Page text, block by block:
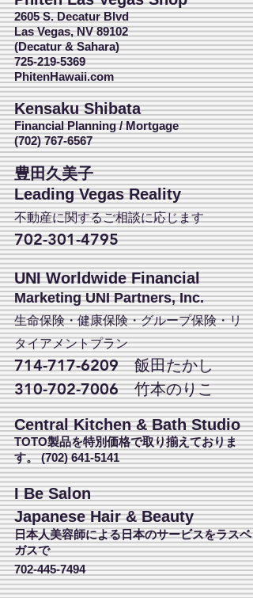
2605 S. Decatur Blvd
Las Vegas, NV 89102
(Decatur & Sahara)
725-219-5369
PhitenHawaii.com
Kensaku Shibata
Financial Planning / Mortgage
(702) 767-6567
豊田久美子
Leading Vegas Reality
不動産に関するご相談に応じます
702-301-4795
UNI Worldwide Financial
Marketing UNI Partners, Inc.
生命保険・健康保険・グループ保険・リ
タイアメントプラン
714-717-6209飯田たかし
310-702-7006竹本のりこ
Central Kitchen & Bath Studio
TOTO製品を特別価格で取り揃えておりま
す。(702) 641-5141
I Be Salon
Japanese Hair & Beauty
日本人美容師による日本のサービスをラスベ
ガスで
702-445-7494